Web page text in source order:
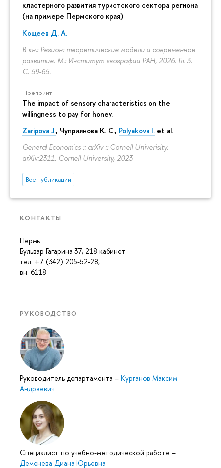
кластерного развития туристского сектора региона
(на примере Пермского края)
Кощеев Д. А.
В кн.: Регион: теоретические модели и современное
развитие. М.: Институт географии РАН, 2026. Гл. 3.
С. 59-65.
Препринт
The impact of sensory characteristics on the
willingness to pay for honey.
Zaripova J., Чуприянова К. С., Polyakova I. et al.
General Economics :: arXiv :: Cornell Univerisity.
arXiv:2311. Cornell University, 2023
Все публикации
КОНТАКТЫ
Пермь
Бульвар Гагарина 37, 218 кабинет
тел. +7 (342) 205-52-28,
вн. 6118
РУКОВОДСТВО
Руководитель департамента – Курганов Максим
Андреевич
Специалист по учебно-методической работе –
Деменева Диана Юрьевна